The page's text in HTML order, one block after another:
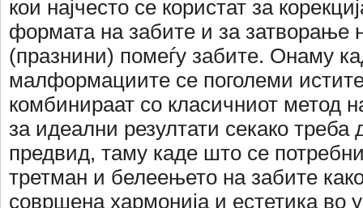
кои најчесто се користат за
формата на забите и за затворање
(празнини) помеѓу забите. Онаму
малформациите се поголеми
комбинираат со класичниот метод
за идеални резултати секако треба
предвид, таму каде што се
третман и белеењето на забите
совршена хармонија и естетика во